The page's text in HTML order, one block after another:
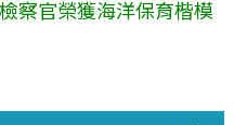
察官榮獲海洋保育楷模